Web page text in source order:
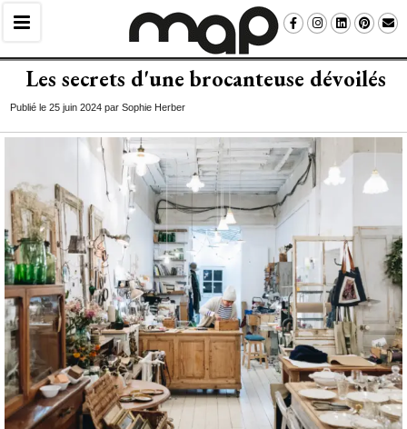
Les secrets d'une brocanteuse dévoilés
Publié le 25 juin 2024 par Sophie Herber